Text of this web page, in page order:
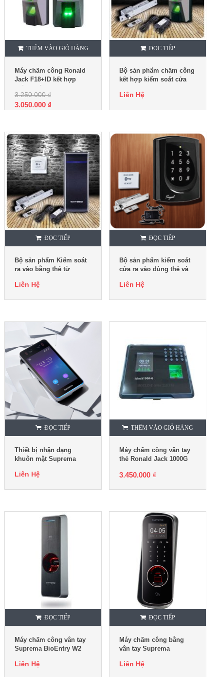
THÊM VÀO GIỎ HÀNG
Máy chấm công Ronald
Jack F18+ID kết hợp
3.250.000₫
3.050.000 ₫
ĐỌC TIẾP
Bộ sản phẩm chấm công
kết hợp kiểm soát cửa
Liên Hệ
ĐỌC TIẾP
Bộ sản phẩm Kiểm soát
ra vào bằng thẻ từ
Liên Hệ
ĐỌC TIẾP
Bộ sản phẩm kiểm soát
cửa ra vào dùng thẻ và
Liên Hệ
ĐỌC TIẾP
Thiết bị nhận dạng
khuôn mặt Suprema
Liên Hệ
THÊM VÀO GIỎ HÀNG
Máy chấm công vân tay
thẻ Ronald Jack 1000G
3.450.000 ₫
ĐỌC TIẾP
Máy chấm công vân tay
Suprema BioEntry W2
Liên Hệ
ĐỌC TIẾP
Máy chấm công bằng
vân tay Suprema
Liên Hệ